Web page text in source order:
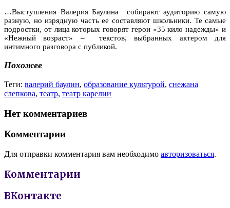
…Выступления Валерия Баулина собирают аудиторию самую
разную, но изрядную часть ее составляют школьники. Те самые
подростки, от лица которых говорят герои «35 кило надежды» и
«Нежный возраст» –текстов, выбранных актером для
интимного разговора с публикой.
Похожее
Теги: валерий баулин, образование культурой, снежана
слепкова, театр, театр карелии
Нет комментариев
Комментарии
Для отправки комментария вам необходимо авторизоваться.
Комментарии
ВКонтакте